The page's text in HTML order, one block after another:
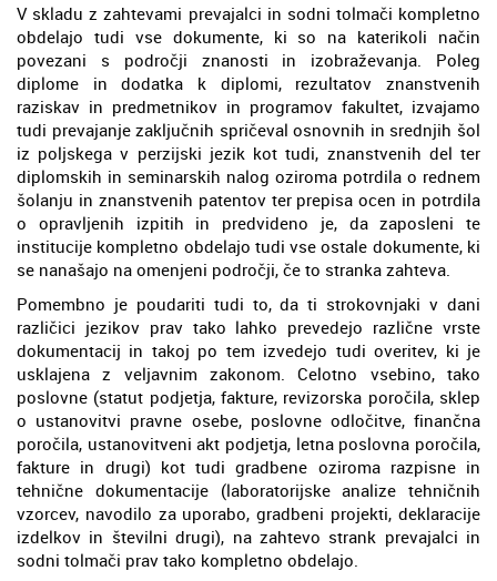
V skladu z zahtevami prevajalci in sodni tolmači kompletno
obdelajo tudi vse dokumente, ki so na katerikoli način
povezani s področji znanosti in izobraževanja. Poleg
diplome in dodatka k diplomi, rezultatov znanstvenih
raziskav in predmetnikov in programov fakultet, izvajamo
tudi prevajanje zaključnih spričeval osnovnih in srednjih šol
iz poljskega v perzijski jezik kot tudi, znanstvenih del ter
diplomskih in seminarskih nalog oziroma potrdila o rednem
šolanju in znanstvenih patentov ter prepisa ocen in potrdila
o opravljenih izpitih in predvideno je, da zaposleni te
institucije kompletno obdelajo tudi vse ostale dokumente, ki
se nanašajo na omenjeni področji, če to stranka zahteva.
Pomembno je poudariti tudi to, da ti strokovnjaki v dani
različici jezikov prav tako lahko prevedejo različne vrste
dokumentacij in takoj po tem izvedejo tudi overitev, ki je
usklajena z veljavnim zakonom. Celotno vsebino, tako
poslovne (statut podjetja, fakture, revizorska poročila, sklep
o ustanovitvi pravne osebe, poslovne odločitve, finančna
poročila, ustanovitveni akt podjetja, letna poslovna poročila,
fakture in drugi) kot tudi gradbene oziroma razpisne in
tehnične dokumentacije (laboratorijske analize tehničnih
vzorcev, navodilo za uporabo, gradbeni projekti, deklaracije
izdelkov in številni drugi), na zahtevo strank prevajalci in
sodni tolmači prav tako kompletno obdelajo.